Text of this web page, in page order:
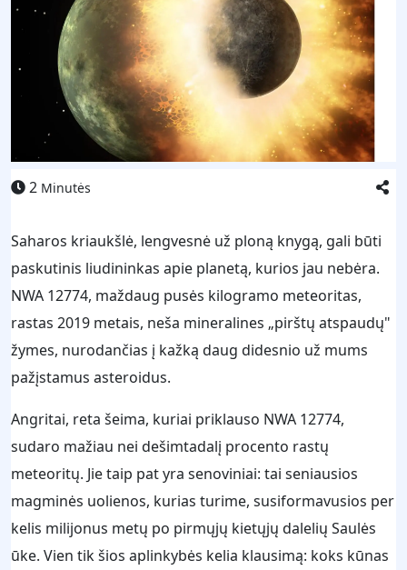
2 Minutės
Saharos kriaukšlė, lengvesnė už ploną knygą, gali būti
paskutinis liudininkas apie planetą, kurios jau nebėra.
NWA 12774, maždaug pusės kilogramo meteoritas,
rastas 2019 metais, neša mineralines „pirštų atspaudų"
žymes, nurodančias į kažką daug didesnio už mums
pažįstamus asteroidus.
Angritai, reta šeima, kuriai priklauso NWA 12774,
sudaro mažiau nei dešimtadalį procento rastų
meteoritų. Jie taip pat yra senoviniai: tai seniausios
magminės uolienos, kurias turime, susiformavusios per
kelis milijonus metų po pirmųjų kietųjų dalelių Saulės
ūke. Vien tik šios aplinkybės kelia klausimą: koks kūnas